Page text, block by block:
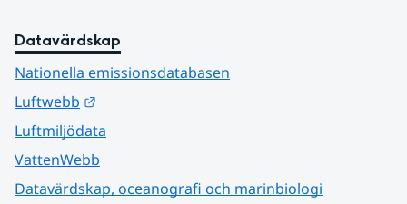
Datavärdskap
Nationella emissionsdatabasen
Luftwebb
Luftmiljödata
VattenWebb
Datavärdskap, oceanografi och marinbiologi